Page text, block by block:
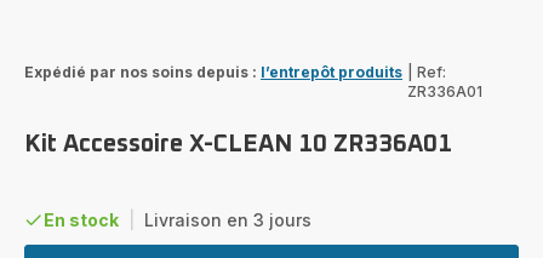
Expédié par nos soins depuis : l’entrepôt produits
Ref:
ZR336A01
Kit Accessoire X-CLEAN 10 ZR336A01
En stock Livraison en 3 jours